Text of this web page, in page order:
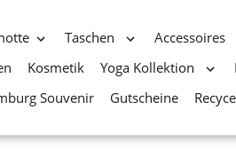
Taschen Accessoires
Kosmetik Yoga Kollektion
Souvenir Gutscheine